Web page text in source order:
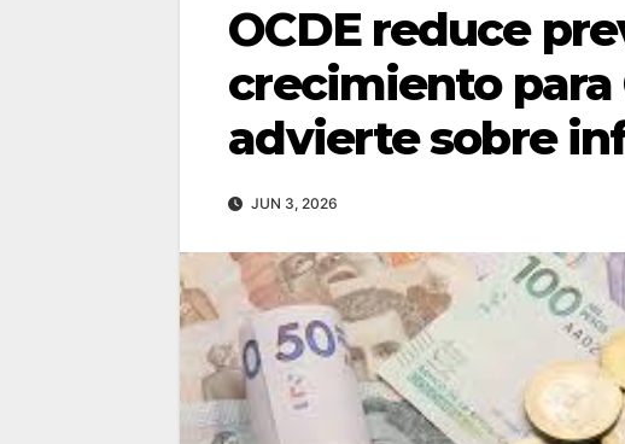
OCDE reduce
crecimiento para
advierte sobre
JUN 3, 2026